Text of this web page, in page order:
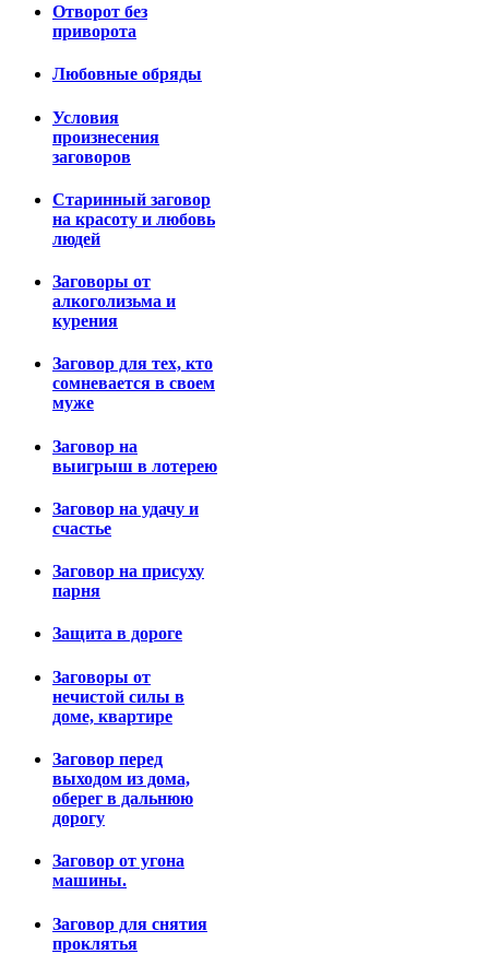
Отворот без
приворота
Любовные обряды
Условия
произнесения
заговоров
Старинный заговор
на красоту и любовь
людей
Заговоры от
алкоголизьма и
курения
Заговор для тех, кто
сомневается в своем
муже
Заговор на
выигрыш в лотерею
Заговор на удачу и
счастье
Заговор на присуху
парня
Защита в дороге
Заговоры от
нечистой силы в
доме, квартире
Заговор перед
выходом из дома,
оберег в дальнюю
дорогу
Заговор от угона
машины.
Заговор для снятия
проклятья